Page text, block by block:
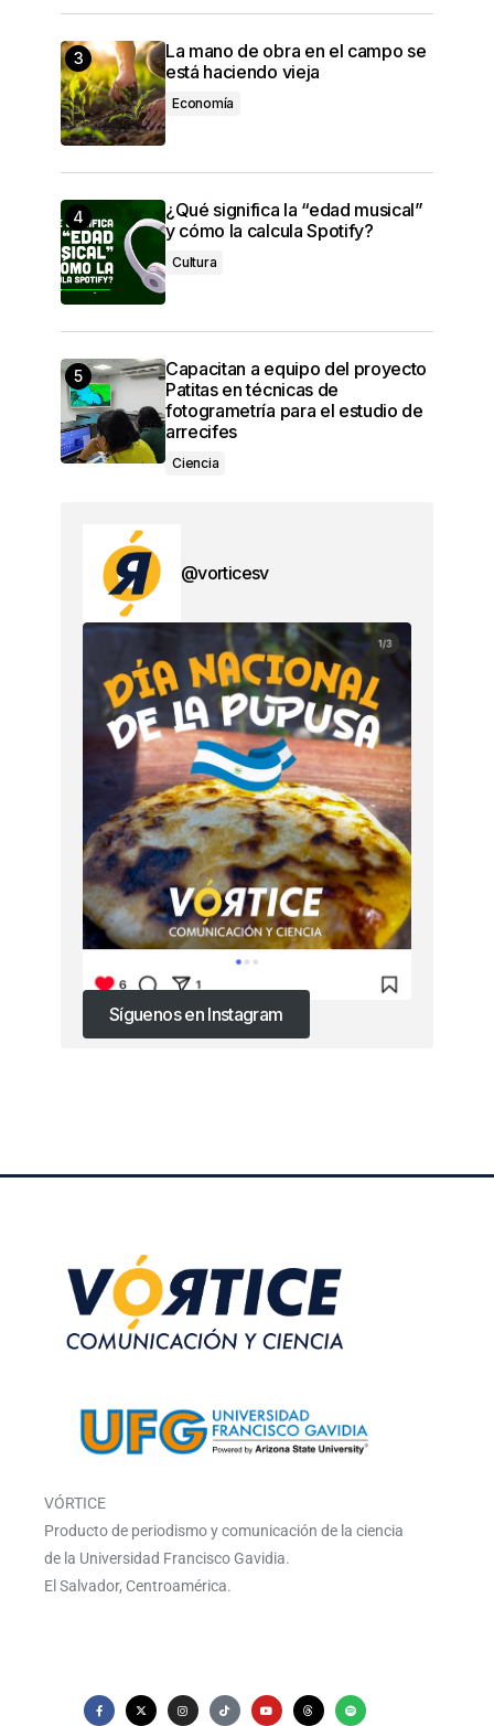
La mano de obra en el campo se
está haciendo vieja
Economía
¿Qué significa la “edad musical”
y cómo la calcula Spotify?
Cultura
Capacitan a equipo del proyecto
Patitas en técnicas de
fotogrametría para el estudio de
arrecifes
Ciencia
@vorticesv
Síguenos en Instagram
VÓRTICE
Producto de periodismo y comunicación de la ciencia
de la Universidad Francisco Gavidia.
El Salvador, Centroamérica.